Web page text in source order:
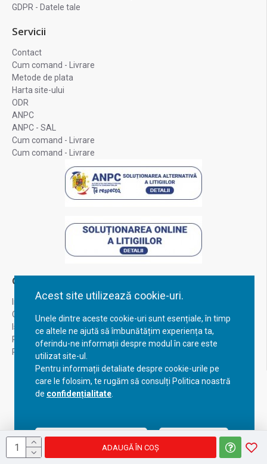
Acest site utilizează cookie-uri.
Unele dintre aceste cookie-uri sunt esențiale, în timp
ce altele ne ajută să îmbunătățim experiența ta,
oferindu-ne informații despre modul în care este
utilizat site-ul.
Pentru informații detaliate despre cookie-urile pe
care le folosim, te rugăm să consulți Politica noastră
de confidențialitate
Acceptă setările curente Configurează
ADAUGĂ ÎN COŞ
GDPR - Datele tale
Servicii
Contact
Cum comand - Livrare
Metode de plata
Harta site-ului
ODR
ANPC
ANPC - SAL
Cum comand - Livrare
Cum comand - Livrare
Contul Meu
Inregistrare
Contul meu
Istoric comenzi
Recuperare parola
Returnare produs
Copyright © 2023, BravoShop, toate drepturile rezervate!